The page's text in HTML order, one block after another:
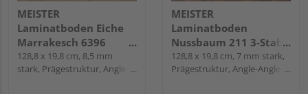
MEISTER
Laminatboden Eiche
Marrakesch 6396
Landhausdiele -
MeisterDesign.
128,8 x 19,8 cm, 8,5 mm
stark, Prägestruktur, Angle-
MEISTER
Laminatboden
Nussbaum 211 3-Stab
Schiffsboden -
MeisterDesign.
128,8 x 19,8 cm, 7 mm stark,
Prägestruktur, Angle-Angle /